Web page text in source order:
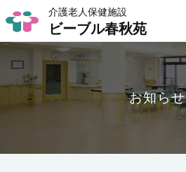
介護老人保健施設
ビーブル春秋苑
お知らせ